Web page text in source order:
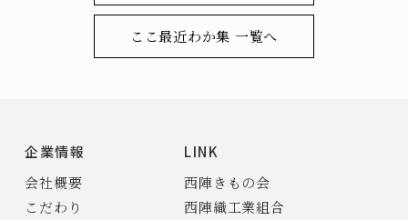
ここ最近わか集 一覧へ
企業情報
会社概要
こだわり
LINK
西陣きもの会
西陣織工業組合